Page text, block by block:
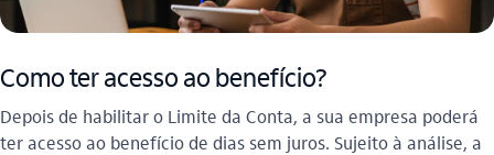
Como ter acesso ao benefício?
Depois de habilitar o Limite da Conta, a sua empresa poderá
ter acesso ao benefício de dias sem juros. Sujeito à análise, a